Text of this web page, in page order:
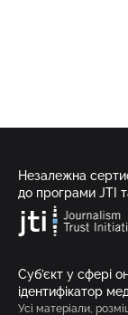
Незалежна
до програми JTI
Суб’єкт у сфері
ідентифікатор
Усі матеріали,